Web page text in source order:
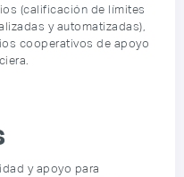
(calificación de límites
y automatizadas),
cooperativos de apoyo
y apoyo para